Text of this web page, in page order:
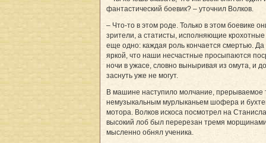
фантастический боевик? – уточнил Волков.
– Что-то в этом роде. Только в этом боевике
зрители, а статисты, исполняющие
еще одно: каждая роль кончается смертью. Да
яркой, что наши несчастные просыпаются
ночи в ужасе, словно выныривая из омута, и
заснуть уже не могут.
В машине наступило молчание, прерываемое
немузыкальным мурлыканьем шофера и
мотора. Волков искоса посмотрел на
высокий лоб был перерезан тремя
мысленно обнял ученика.